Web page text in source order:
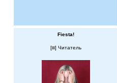
Fiesta!
[ ] Читатель